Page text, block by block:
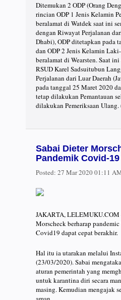
Ditemukan 2 ODP (Orang
rincian ODP 1 Jenis Kelamin
beralamat di Watdek saat ini
dengan Riwayat Perjalanan
Dhabi), ODP ditetapkan pada
dan ODP 2 Jenis Kelamin
beralamat di Wearsten. Saat
RSUD Karel Sadsuitubun
Perjalanan dari Luar Daerah
pada tanggal 25 Maret 2020
tetap dilakukan Pemantauan
dilakukan Pemeriksaan
Sabai Dieter
Pandemik Covid-
Posted: 27 Mar 2020 01:11
JAKARTA, LELEMUKU.COM
Morscheck berharap
Covid19 dapat cepat berakhir.
Hal itu ia utarakan melalui
(23/03/2020). Sabai
aturan pemerintah yang
untuk karantina diri secara
masing. Kemudian mengajak